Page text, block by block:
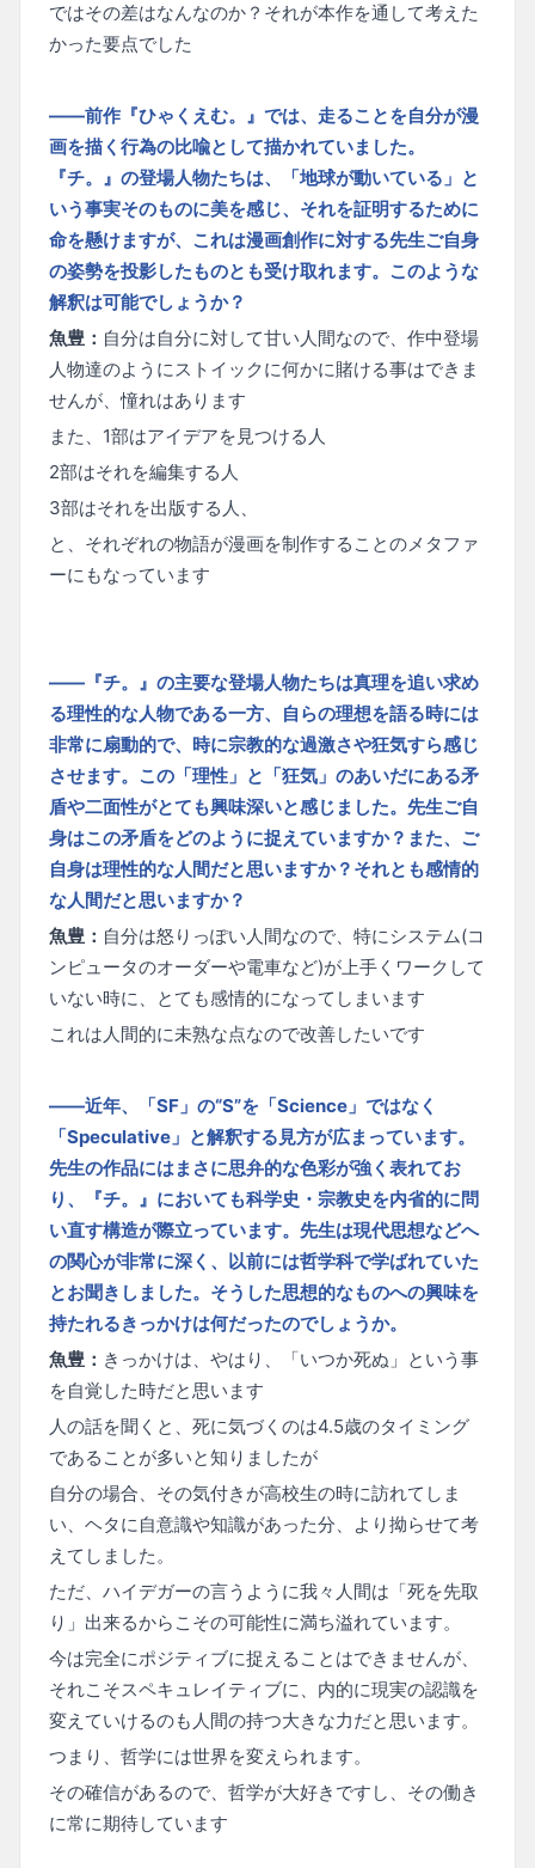
ではその差はなんなのか？それが本作を通して考えた
かった要点でした
——前作『ひゃくえむ。』では、走ることを自分が漫
画を描く行為の比喩として描かれていました。
『チ。』の登場人物たちは、「地球が動いている」と
いう事実そのものに美を感じ、それを証明するために
命を懸けますが、これは漫画創作に対する先生ご自身
の姿勢を投影したものとも受け取れます。このような
解釈は可能でしょうか？
魚豊： 自分は自分に対して甘い人間なので、作中登場
人物達のようにストイックに何かに賭ける事はできま
せんが、憧れはあります
また、1部はアイデアを見つける人
2部はそれを編集する人
3部はそれを出版する人、
と、それぞれの物語が漫画を制作することのメタファ
ーにもなっています
——『チ。』の主要な登場人物たちは真理を追い求め
る理性的な人物である一方、自らの理想を語る時には
非常に扇動的で、時に宗教的な過激さや狂気すら感じ
させます。この「理性」と「狂気」のあいだにある矛
盾や二面性がとても興味深いと感じました。先生ご自
身はこの矛盾をどのように捉えていますか？また、ご
自身は理性的な人間だと思いますか？それとも感情的
な人間だと思いますか？
魚豊： 自分は怒りっぽい人間なので、特にシステム(コ
ンピュータのオーダーや電車など)が上手くワークして
いない時に、とても感情的になってしまいます
これは人間的に未熟な点なので改善したいです
——近年、「SF」の“S”を「Science」ではなく
「Speculative」と解釈する見方が広まっています。
先生の作品にはまさに思弁的な色彩が強く表れてお
り、『チ。』においても科学史・宗教史を内省的に問
い直す構造が際立っています。先生は現代思想などへ
の関心が非常に深く、以前には哲学科で学ばれていた
とお聞きしました。そうした思想的なものへの興味を
持たれるきっかけは何だったのでしょうか。
魚豊： きっかけは、やはり、「いつか死ぬ」という事
を自覚した時だと思います
人の話を聞くと、死に気づくのは4.5歳のタイミング
であることが多いと知りましたが
自分の場合、その気付きが高校生の時に訪れてしま
い、ヘタに自意識や知識があった分、より拗らせて考
えてしました。
ただ、ハイデガーの言うように我々人間は「死を先取
り」出来るからこその可能性に満ち溢れています。
今は完全にポジティブに捉えることはできませんが、
それこそスペキュレイティブに、内的に現実の認識を
変えていけるのも人間の持つ大きな力だと思います。
つまり、哲学には世界を変えられます。
その確信があるので、哲学が大好きですし、その働き
に常に期待しています